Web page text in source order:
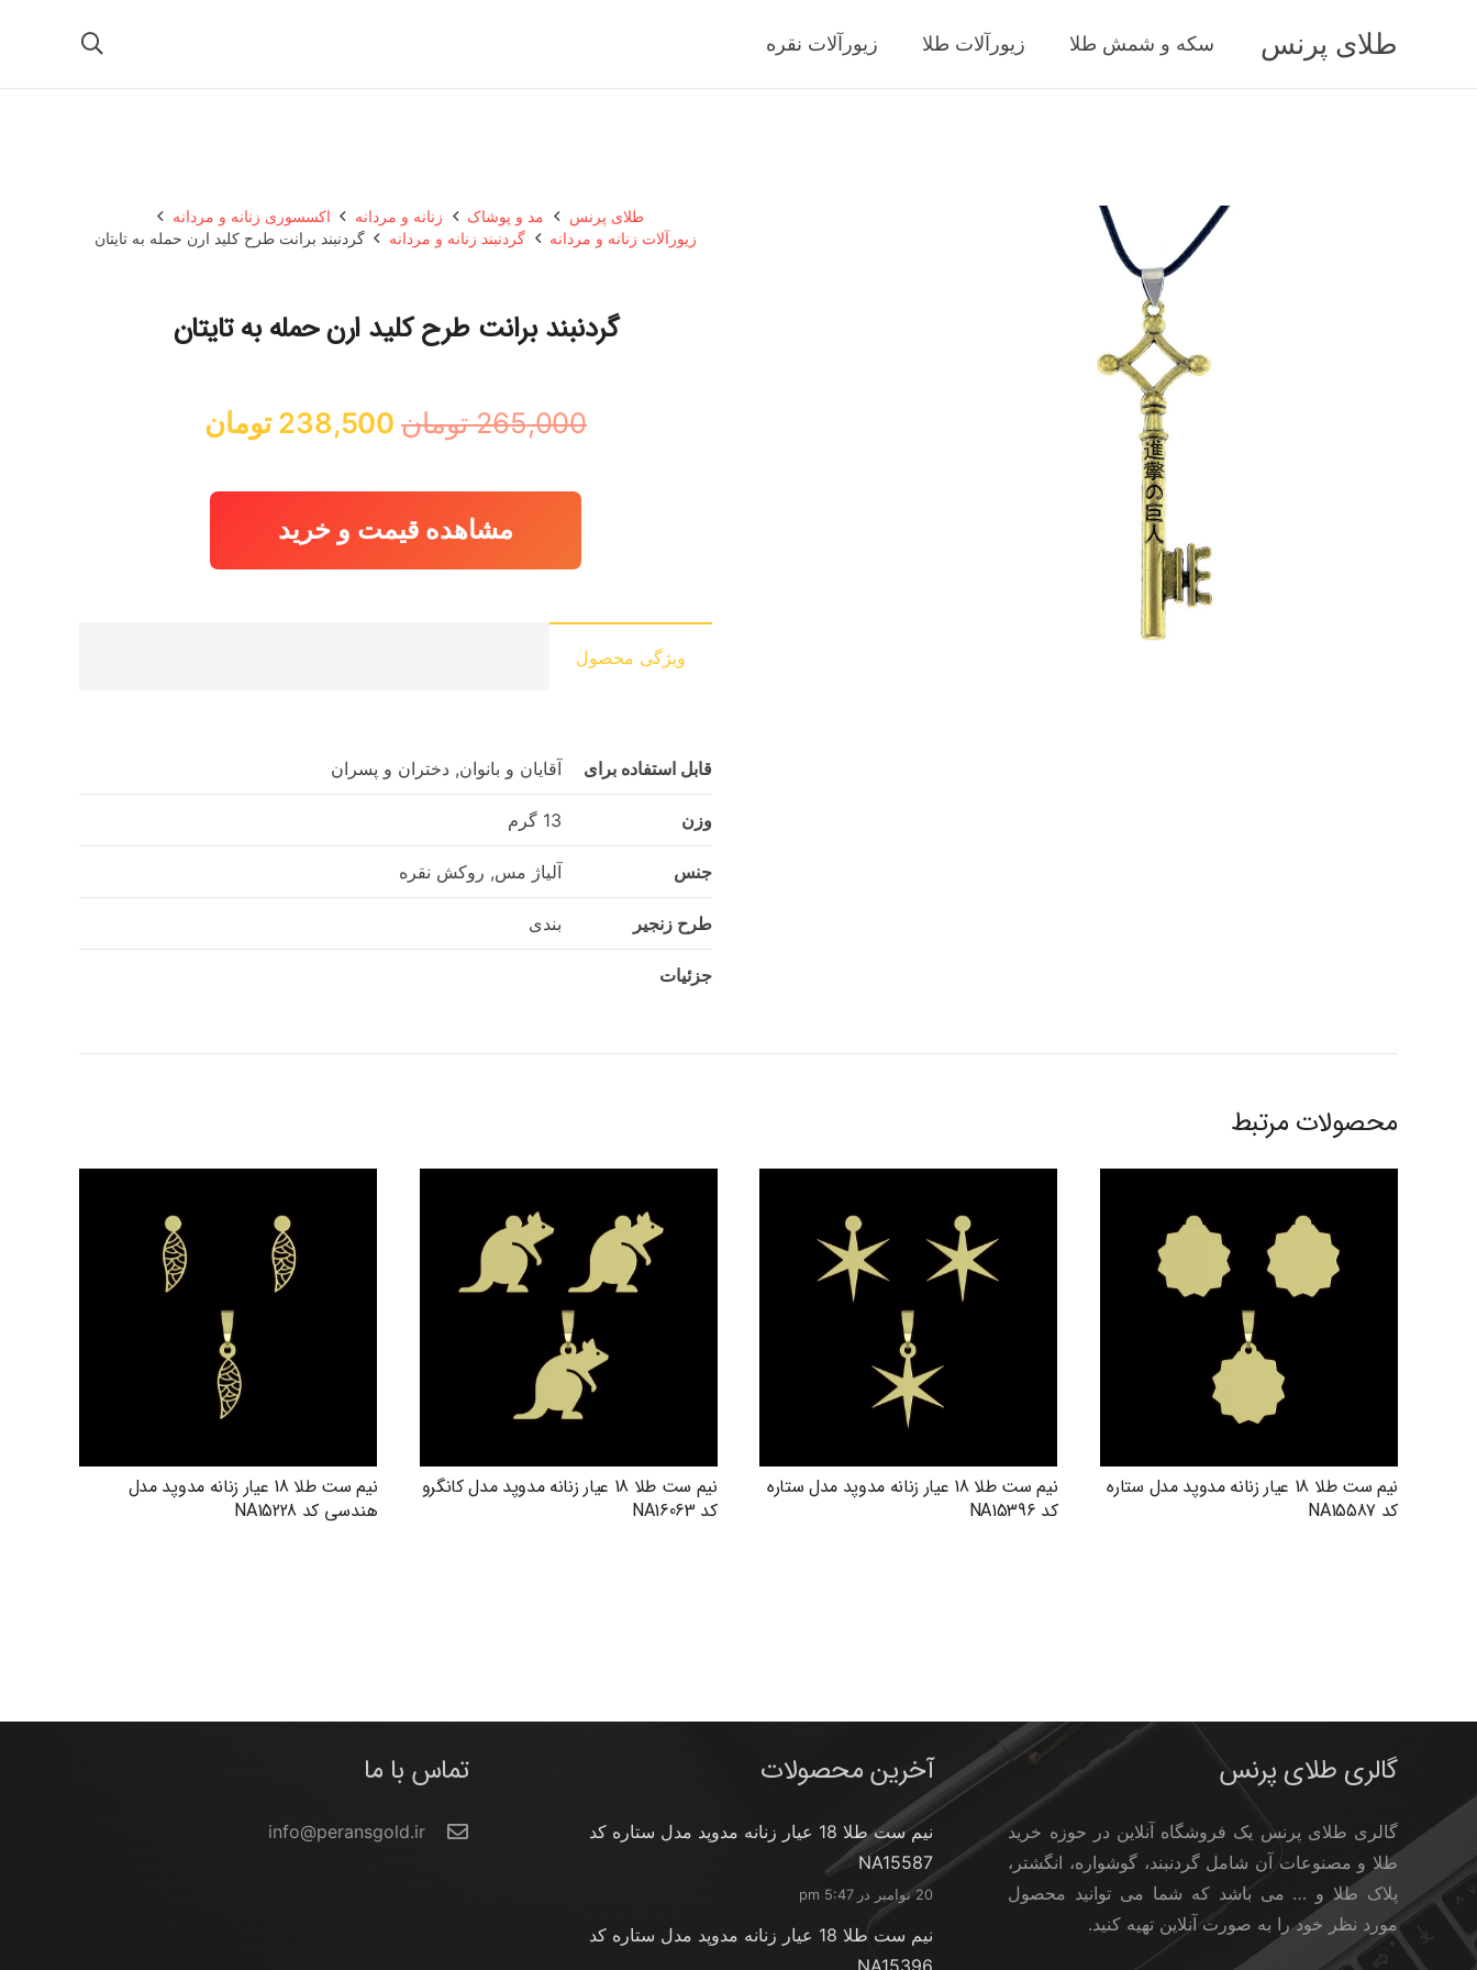
طلای پرنس سکه و شمش طلا زیورآلات طلا زیورآلات نقره
طلای پرنس مد و پوشاک زنانه و مردانه
اکسسوری زنانه و مردانه
زیورآلات زنانه و مردانه
گردنبند زنانه و مردانه گردنبند برانت طرح کلید ارن حمله به تایتان
گردنبند برانت طرح کلید ارن حمله به تایتان
265,000 تومان قیمت
265,000 تومان
238,500 تومان
مشاهده قیمت و خرید
ویژگی محصول
قابل استفاده برای آقایان و بانوان, دختران و پسران
وزن 13 گرم
جنس آلیاژ مس, روکش نقره
طرح زنجیر بندی
جزئیات
محصولات مرتبط
نیم ست طلا 18 عیار زنانه مدوپد مدل ستاره
کد NA15587
نیم ست طلا 18 عیار زنانه مدوپد مدل ستاره
کد NA15396
نیم ست طلا 18 عیار زنانه مدوپد مدل کانگرو
کد NA16063
نیم ست طلا 18 عیار زنانه مدوپد مدل
هندسی کد NA15228
گالری طلای پرنس
گالری طلای پرنس یک فروشگاه آنلاین در حوزه خرید
طلا و مصنوعات آن شامل گردنبند، گوشواره، انگشتر،
پلاک طلا و … می باشد که شما می توانید محصول
مورد نظر خود را به صورت آنلاین تهیه کنید.
آخرین محصولات
نیم ست طلا 18 عیار زنانه مدوپد مدل ستاره کد
NA15587
20 نوامبر در 5:47 pm
نیم ست طلا 18 عیار زنانه مدوپد مدل ستاره کد
NA15396
تماس با ما
info@peransgold.ir